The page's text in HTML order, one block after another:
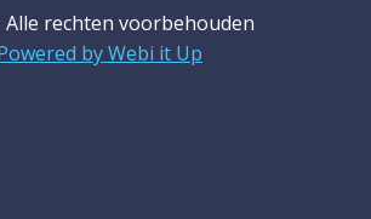
Alle rechten voorbehouden
by Webi it Up